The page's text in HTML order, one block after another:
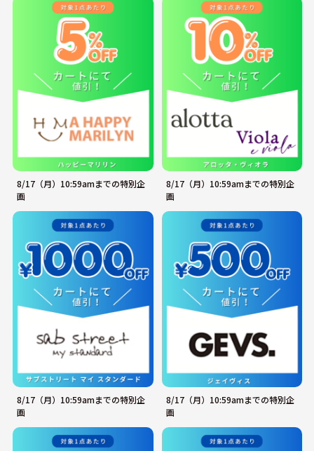
8/17（月）10:59amまでの特別企
画
8/17（月）10:59amまでの特別企
画
8/17（月）10:59amまでの特別企
画
8/17（月）10:59amまでの特別企
画